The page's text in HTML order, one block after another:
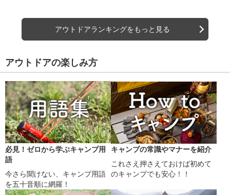
アウトドアランキングをもっと見る
アウトドアの楽しみ方
必見！ゼロから学ぶキャンプ用
語
今さら聞けない、キャンプ用語
を五十音順に網羅！
キャンプの常識やマナーを紹介
これさえ押さえておけば初めて
のキャンプでも安心！！